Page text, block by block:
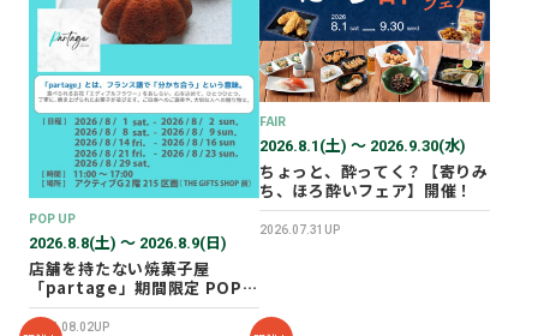
2025年12月
2025年11月
2025年10月
POP UP
2026.8.8(土) 〜 2026.8.9(日)
店舗を持たない焼菓子屋
「partage」期間限定 POP
UP SHOP オープン！
2026.08.02UP
FAIR
2026.8.1(土) 〜 2026.9.30(水)
ちょっと、酔ってく？【寄りみ
ち、ほろ酔いフェア】開催！
2026.07.31UP